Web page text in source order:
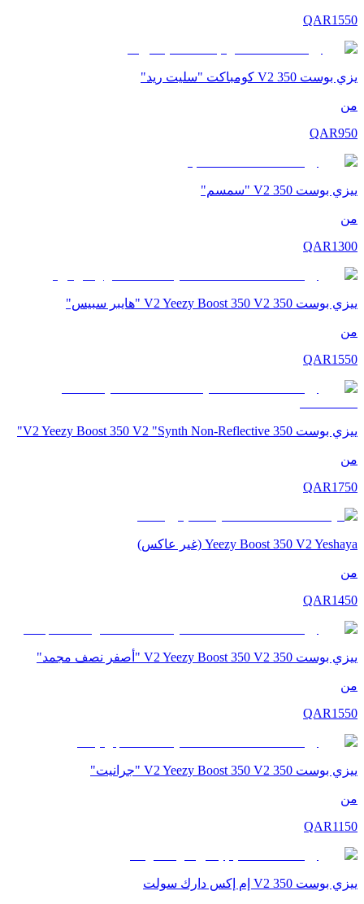
QAR1550
يزي بوست 350 V2 كومباكت "سليت ريد"
من
QAR950
ييزي بوست 350 V2 "سمسم"
من
QAR1300
ييزي بوست 350 V2 Yeezy Boost 350 V2 "هايبر سبيس"
من
QAR1550
ييزي بوست 350 V2 Yeezy Boost 350 V2 "Synth Non-Reflective"
من
QAR1750
Yeezy Boost 350 V2 Yeshaya (غير عاكس)
من
QAR1450
ييزي بوست 350 V2 Yeezy Boost 350 V2 "أصفر نصف مجمد"
من
QAR1550
ييزي بوست 350 V2 Yeezy Boost 350 V2 "جرانيت"
من
QAR1150
ييزي بوست 350 V2 إم إكس دارك سولت